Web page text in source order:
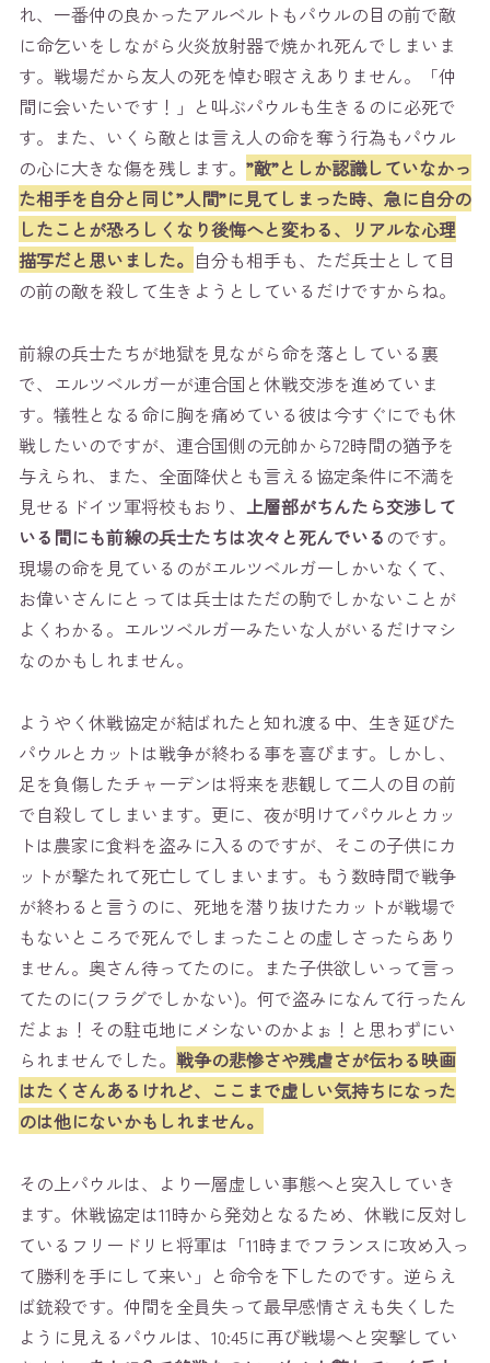
れ、一番仲の良かったアルベルトもパウルの目の前で敵
に命乞いをしながら火炎放射器で焼かれ死んでしまいま
す。戦場だから友人の死を悼む暇さえありません。「仲
間に会いたいです！」と叫ぶパウルも生きるのに必死で
す。また、いくら敵とは言え人の命を奪う行為もパウル
の心に大きな傷を残します。 ”敵”としか認識していなかっ
た相手を自分と同じ”人間”に見てしまった時、急に自分の
したことが恐ろしくなり後悔へと変わる、リアルな心理
描写だと思いました。 自分も相手も、ただ兵士として目
の前の敵を殺して生きようとしているだけですからね。
前線の兵士たちが地獄を見ながら命を落としている裏
で、エルツベルガーが連合国と休戦交渉を進めていま
す。犠牲となる命に胸を痛めている彼は今すぐにでも休
戦したいのですが、連合国側の元帥から72時間の猶予を
与えられ、また、全面降伏とも言える協定条件に不満を
見せるドイツ軍将校もおり、 上層部がちんたら交渉して
いる間にも前線の兵士たちは次々と死んでいる のです。
現場の命を見ているのがエルツベルガーしかいなくて、
お偉いさんにとっては兵士はただの駒でしかないことが
よくわかる。エルツベルガーみたいな人がいるだけマシ
なのかもしれません。
ようやく休戦協定が結ばれたと知れ渡る中、生き延びた
パウルとカットは戦争が終わる事を喜びます。しかし、
足を負傷したチャーデンは将来を悲観して二人の目の前
で自殺してしまいます。更に、夜が明けてパウルとカッ
トは農家に食料を盗みに入るのですが、そこの子供にカ
ットが撃たれて死亡してしまいます。もう数時間で戦争
が終わると言うのに、死地を潜り抜けたカットが戦場で
もないところで死んでしまったことの虚しさったらあり
ません。奥さん待ってたのに。また子供欲しいって言っ
てたのに(フラグでしかない)。何で盗みになんて行ったん
だよぉ！その駐屯地にメシないのかよぉ！と思わずにい
られませんでした。 戦争の悲惨さや残虐さが伝わる映画
はたくさんあるけれど、ここまで虚しい気持ちになった
のは他にないかもしれません。
その上パウルは、より一層虚しい事態へと突入していき
ます。休戦協定は11時から発効となるため、休戦に反対し
ているフリードリヒ将軍は「11時までフランスに攻め入っ
て勝利を手にして来い」と命令を下したのです。逆らえ
ば銃殺です。仲間を全員失って最早感情さえも失くした
ように見えるパウルは、10:45に再び戦場へと突撃してい